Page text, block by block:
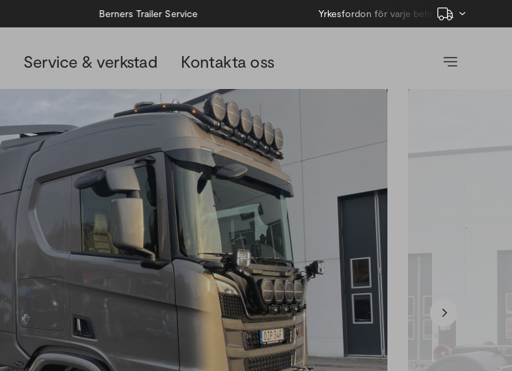
Berners Trailer Service Yrkesfordon för varje behov
Service & verkstad Kontakta oss